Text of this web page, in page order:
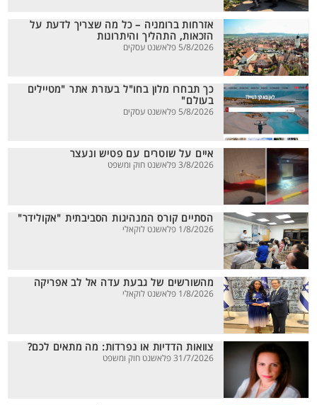
אזרחות ברומניה – כל מה שצריך לדעת על
הזכאות, התהליך והיתרונות
5/8/2026 פלאשנט עסקים
כך תבחרו מלון בחו"ל בעזרת אתר "מטיילים
בעולם"
5/8/2026 פלאשנט עסקים
איים על שוטרים עם פטיש ונעצר
3/8/2026 פלאשנט חוק ומשפט
הסתיים קורס המנהיגות הסביבתית "אקולידר"
1/8/2026 פלאשנט לוקאלי
מהשורשים של גבעת עדה אל לב אפריקה
1/8/2026 פלאשנט לוקאלי
צוואות הדדיות או נפרדות: מה מתאים לכם?
31/7/2026 פלאשנט חוק ומשפט